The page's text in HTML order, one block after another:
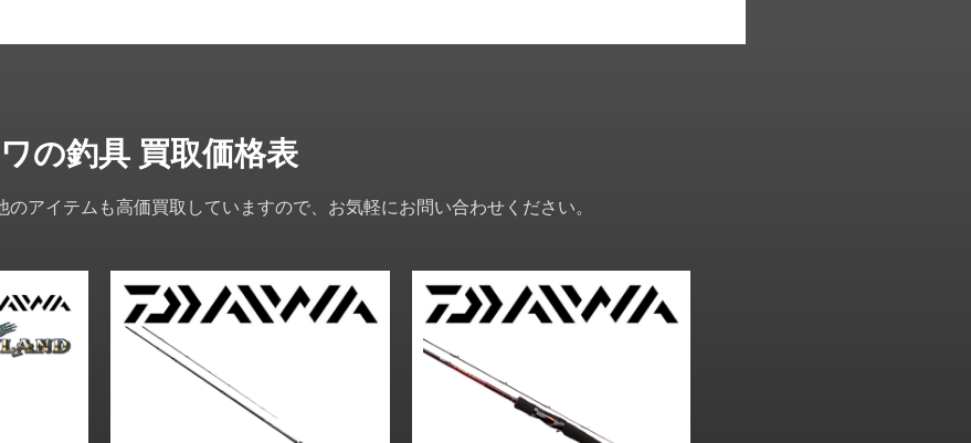
の釣具 買取価格表
アイテムも高価買取していますので、お気軽にお問い合わせください。